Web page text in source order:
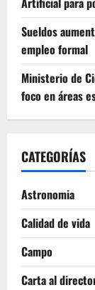
Sueldos
empleo formal
Ministerio de
foco en áreas
CATEGORÍAS
Astronomia
Calidad de vida
Campo
Carta al